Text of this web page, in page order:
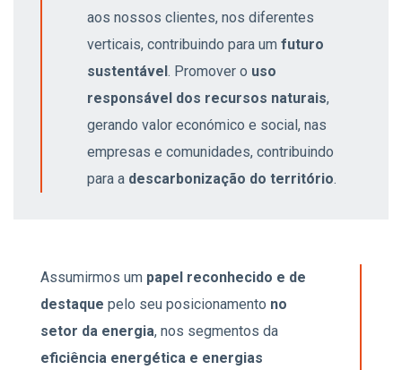
aos nossos clientes, nos diferentes
verticais, contribuindo para um futuro
sustentável. Promover o uso
responsável dos recursos naturais,
gerando valor económico e social, nas
empresas e comunidades, contribuindo
para a descarbonização do território.
Assumirmos um papel reconhecido e de
destaque pelo seu posicionamento no
setor da energia, nos segmentos da
eficiência energética e energias